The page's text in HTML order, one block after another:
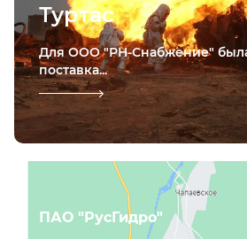
Туртас
Для ООО "РН-Снабжение"
поставка...
ПАО "РусГидро"